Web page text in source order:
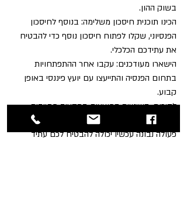
בשוק ההון.
הכינו תוכנית חיסכון משלימה: בנוסף לחיסכון
הפנסיוני, שקלו לפתוח חיסכון נוסף כדי להבטיח
את עתידכם הכלכלי.
הישארו מעודכנים: עקבו אחר ההתפתחויות
בתחום הפנסיה והתייעצו עם יועץ פיננסי באופן
קבוע.
לסיכום, השינויים המוצעים בתקציב מחייבים
אתכם לבחון מחדש את התכנון הפנסיוני שלכם.
פעולה נבונה עכשיו יכולה להבטיח לכם עתיד